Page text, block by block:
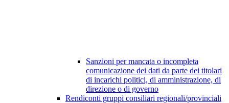
Sanzioni per mancata o incompleta
comunicazione dei dati da parte dei titolari
di incarichi politici, di amministrazione, di
direzione o di governo
Rendiconti gruppi consiliari regionali/provinciali